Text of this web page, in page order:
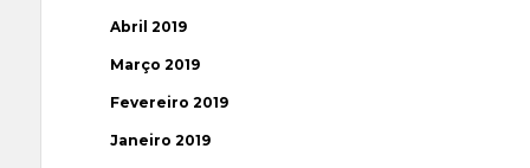
Abril 2019
Março 2019
Fevereiro 2019
Janeiro 2019